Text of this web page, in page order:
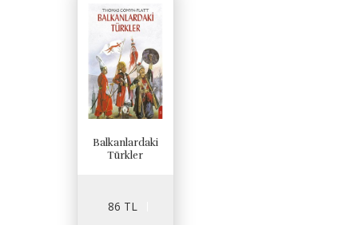
Balkanlardaki
Türkler
86 TL